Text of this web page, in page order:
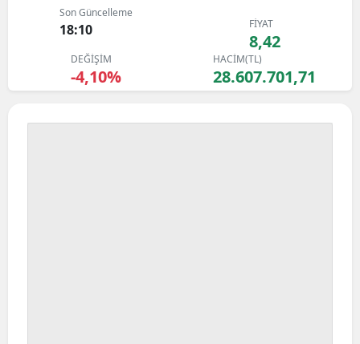
Son Güncelleme
18:10 FİYAT
8,42
DEĞİŞİM
-4,10%
HACİM(TL)
28.607.701,71